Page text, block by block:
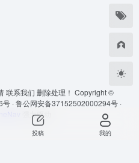
联系我们 删除处理！ Copyright ©
·鲁公网安备37152502000294号 ·
强力驱动
投稿 我的